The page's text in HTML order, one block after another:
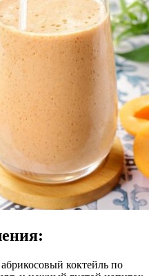
коктейль по